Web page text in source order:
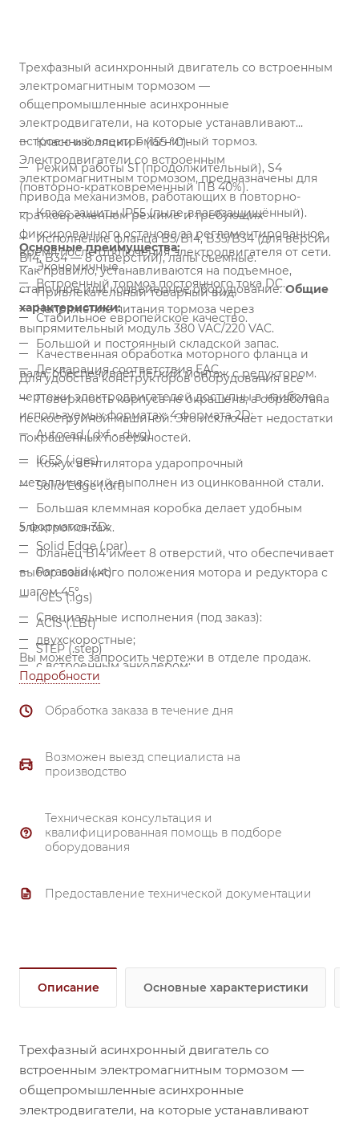
Трехфазный асинхронный двигатель со встроенным
электромагнитным тормозом —
общепромышленные асинхронные
электродвигатели, на которые устанавливают
встроенный электромагнитный тормоз.
Электродвигатели со встроенным
электромагнитным тормозом, предназначены для
привода механизмов, работающих в повторно-
кратковременном режиме и требующих
фиксированного останова за регламентированное
время после отключения электродвигателя от сети.
Как правило, устанавливаются на подъемное,
станочное или конвейерное оборудование.Общие
характеристики:
Класс изоляции F (155 °С).
Режим работы S1 (продолжительный), S4
(повторно-кратковременный ПВ 40%).
Класс защиты IP55 (пыле-влагозащищённый).
Исполнение фланца B5/B14, B35/B34 (для версии
B14, B34 — 8 отверстий), лапы съемные.
Встроенный тормоз постоянного тока DC.
Напряжение питания тормоза через
выпрямительный модуль 380 VAC/220 VAC.
Качественная обработка моторного фланца и
вала, обеспечивает легкий монтаж с редуктором.
Поверхность корпуса не окрашена, а обработана
пескоструйной машиной. Это исключает недостатки
покрашенных поверхностей.
Кожух вентилятора ударопрочный
металлический, выполнен из оцинкованной стали.
Большая клеммная коробка делает удобным
электромонтаж.
Фланец B14 имеет 8 отверстий, что обеспечивает
выбор взаимного положения мотора и редуктора с
шагом 45°.
Специальные исполнения (под заказ):
двухскоростные;
с встроенным энкодером;
с встроенным преобразователем частоты
повышенный класс защиты от пыли и влаги IP65,
крыльчатки;
тормоз переменного тока AC.
Основные преимущества:
Экономичные.
Привлекательный товарный вид.
Стабильное европейское качество.
Большой и постоянный складской запас.
Декларация соответствия EAC.
Для удобства конструкторов оборудования все
чертежи электродвигателей доступны в наиболее
используемых форматах:4 формата 2D:
Autocad (.dxf - .dwg)
IGES (.iges)
Solid Edge (.dft)
5 форматов 3D:
Solid Edge (.par)
Parasolid (.xt)
IGES (.igs)
ACIS (.LBt)
STEP (.step)
Вы можете запросить чертежи в отделе продаж.
Подробности
Обработка заказа в течение дня
Возможен выезд специалиста на
производство
Техническая консультация и
квалифицированная помощь в подборе
оборудования
Предоставление технической документации
Описание Основные характеристики
Трехфазный асинхронный двигатель со
встроенным электромагнитным тормозом —
общепромышленные асинхронные
электродвигатели, на которые устанавливают